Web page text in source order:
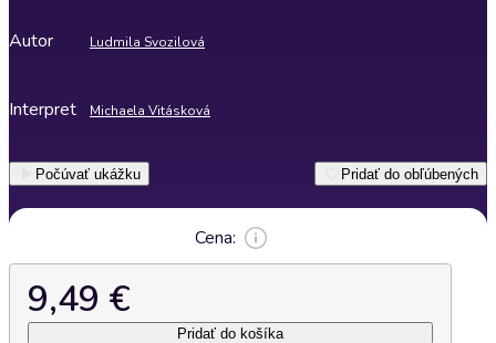
Autor Ludmila Svozilová
Interpret Michaela Vitásková
Počúvať ukážku Pridať do obľúbených
Cena:
9,49 €
Pridať do košíka